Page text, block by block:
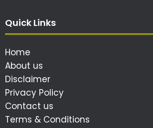
Quick Links
Home
About us
Disclaimer
Privacy Policy
Contact us
Terms & Conditions